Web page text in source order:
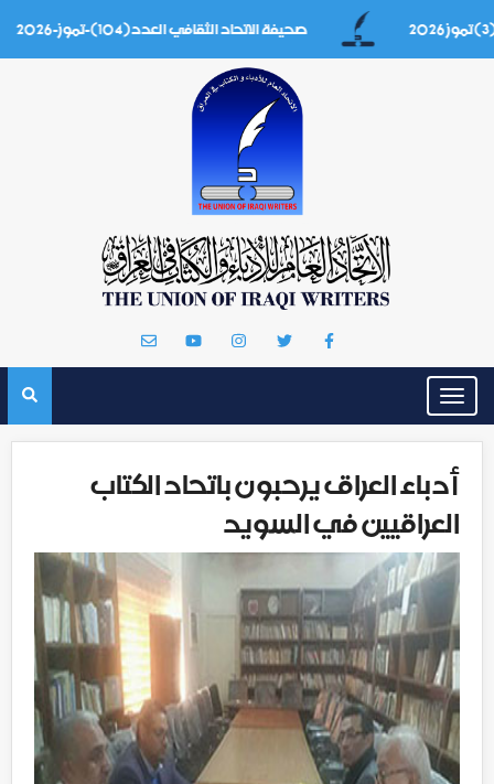
صحيفة الاتحاد الثقافي العدد(104)-تموز-2026
Toggle
navigation
أدباء العراق يرحبون باتحاد الكتاب
العراقيين في السويد